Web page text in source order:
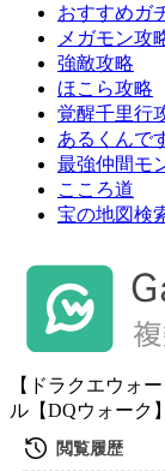
おすすめガ
メガモン攻
強敵攻略
ほこら攻略
覚醒千里行
あるくんで
最強仲間モ
こころ道
宝の地図検
【ドラクエウォ
ル【DQウォーク】